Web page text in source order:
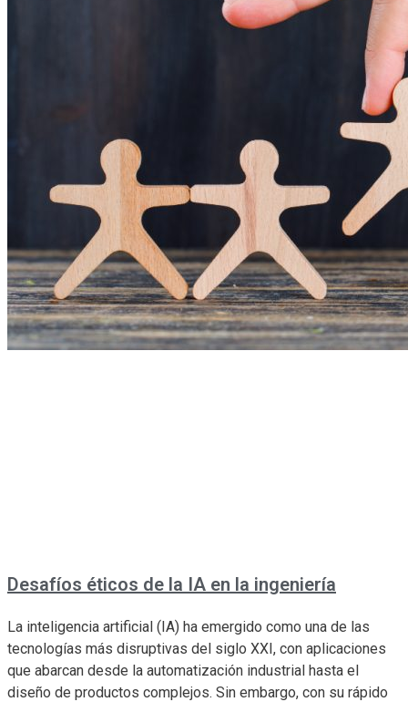
Desafíos éticos de la IA en la ingeniería
La inteligencia artificial (IA) ha emergido como una de las
tecnologías más disruptivas del siglo XXI, con aplicaciones
que abarcan desde la automatización industrial hasta el
diseño de productos complejos. Sin embargo, con su rápido